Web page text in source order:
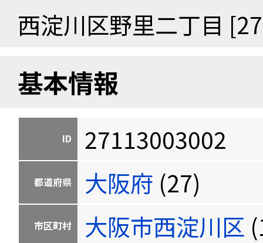
西淀川区野里二丁目
基本情報
ID 27113003002
都道府県 大阪府 (27)
市区町村 大阪市西淀川区